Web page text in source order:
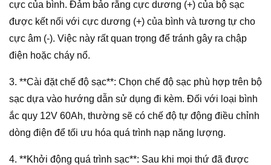
cực của bình. Đảm bảo rằng cực dương (+) của bộ sạc
được kết nối với cực dương (+) của bình và tương tự cho
cực âm (-). Việc này rất quan trọng để tránh gây ra chập
điện hoặc cháy nổ.
3. **Cài đặt chế độ sạc**: Chọn chế độ sạc phù hợp trên bộ
sạc dựa vào hướng dẫn sử dụng đi kèm. Đối với loại bình
ắc quy 12V 60Ah, thường sẽ có chế độ tự động điều chỉnh
dòng điện để tối ưu hóa quá trình nạp năng lượng.
4. **Khởi động quá trình sạc**: Sau khi mọi thứ đã được